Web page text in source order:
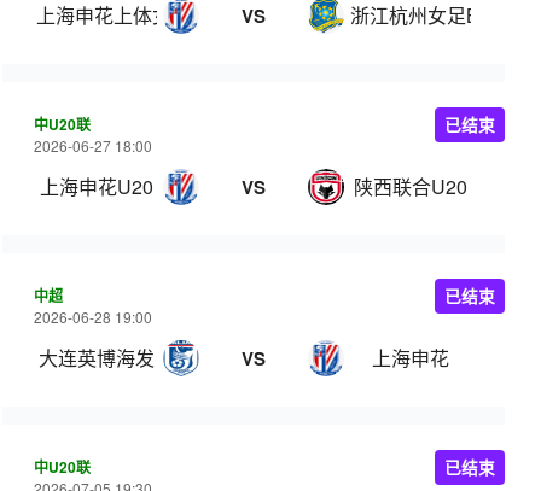
上海申花上体女足 VS 浙江杭州女足B队
中U20联
2026-06-27 18:00
上海申花U20 VS 陕西联合U20
已结束
中超
2026-06-28 19:00
大连英博海发 VS 上海申花
已结束
中U20联 已结束